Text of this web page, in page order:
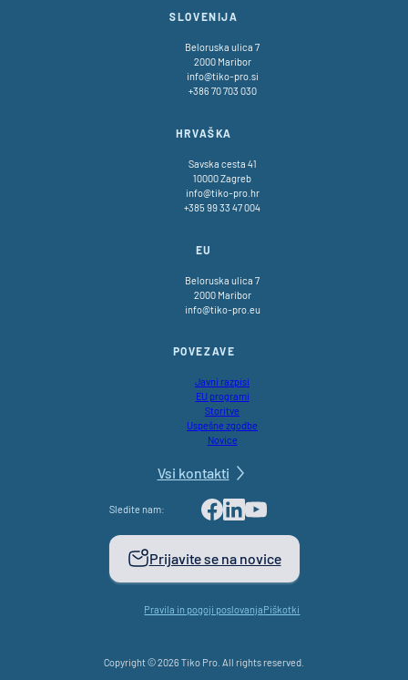
SLOVENIJA
Beloruska ulica 7
2000 Maribor
info@tiko-pro.si
+386 70 703 030
HRVAŠKA
Savska cesta 41
10000 Zagreb
info@tiko-pro.hr
+385 99 33 47 004
EU
Beloruska ulica 7
2000 Maribor
info@tiko-pro.eu
POVEZAVE
Javni razpisi
EU programi
Storitve
Uspešne zgodbe
Novice
Vsi kontakti
Sledite nam:
Facebook
LinkedIn
Youtube
Prijavite se na novice
Copyright © 2026 Tiko Pro. All rights reserved.
Pravila in pogoji poslovanjaPiškotki